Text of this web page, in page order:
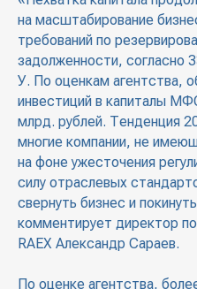
на масштабирование
требований по
задолженности, согласно
У. По оценкам агентства,
инвестиций в капиталы
млрд. рублей. Тенденция
многие компании, не
на фоне ужесточения
силу отраслевых
свернуть бизнес и
комментирует директор
RAEX Александр Сараев.
По оценке агентства,